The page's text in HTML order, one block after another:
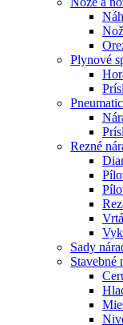
Plynové
Rezné
Sady
Stavebné